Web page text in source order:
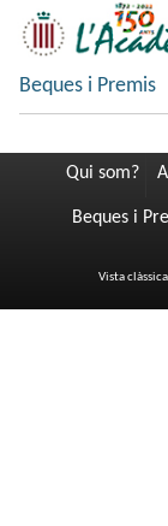
Beques i Premis
Qui som?
Beques i
Vista clàssica